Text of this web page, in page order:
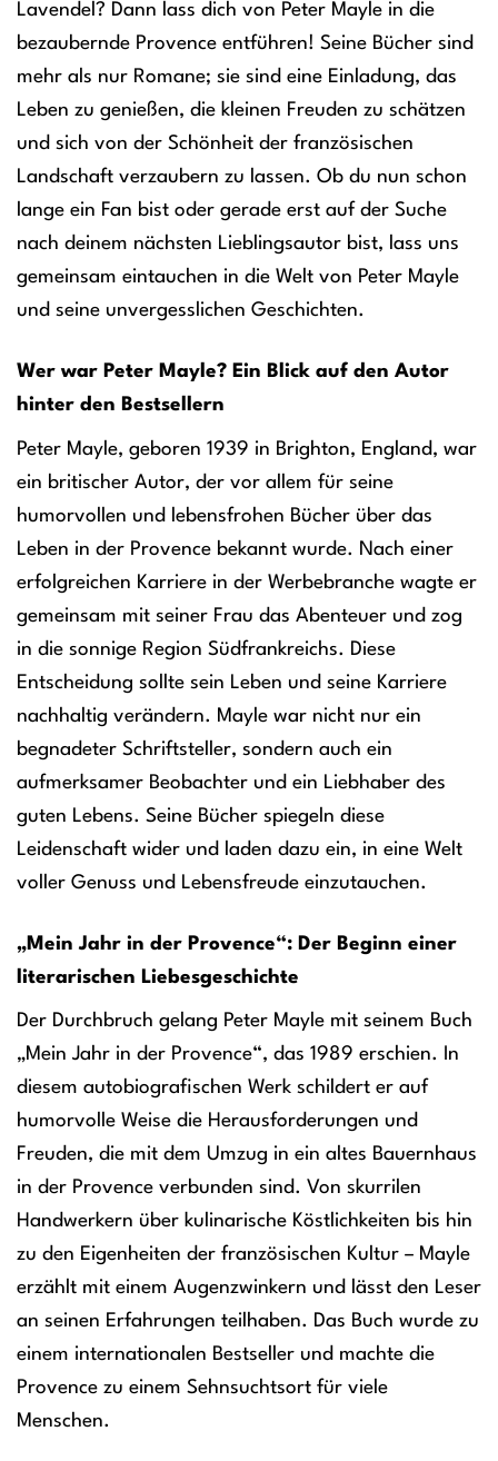
Lavendel? Dann lass dich von Peter Mayle in die
bezaubernde Provence entführen! Seine Bücher sind
mehr als nur Romane; sie sind eine Einladung, das
Leben zu genießen, die kleinen Freuden zu schätzen
und sich von der Schönheit der französischen
Landschaft verzaubern zu lassen. Ob du nun schon
lange ein Fan bist oder gerade erst auf der Suche
nach deinem nächsten Lieblingsautor bist, lass uns
gemeinsam eintauchen in die Welt von Peter Mayle
und seine unvergesslichen Geschichten.
Wer war Peter Mayle? Ein Blick auf den Autor
hinter den Bestsellern
Peter Mayle, geboren 1939 in Brighton, England, war
ein britischer Autor, der vor allem für seine
humorvollen und lebensfrohen Bücher über das
Leben in der Provence bekannt wurde. Nach einer
erfolgreichen Karriere in der Werbebranche wagte er
gemeinsam mit seiner Frau das Abenteuer und zog
in die sonnige Region Südfrankreichs. Diese
Entscheidung sollte sein Leben und seine Karriere
nachhaltig verändern. Mayle war nicht nur ein
begnadeter Schriftsteller, sondern auch ein
aufmerksamer Beobachter und ein Liebhaber des
guten Lebens. Seine Bücher spiegeln diese
Leidenschaft wider und laden dazu ein, in eine Welt
voller Genuss und Lebensfreude einzutauchen.
„Mein Jahr in der Provence“: Der Beginn einer
literarischen Liebesgeschichte
Der Durchbruch gelang Peter Mayle mit seinem Buch
„Mein Jahr in der Provence“, das 1989 erschien. In
diesem autobiografischen Werk schildert er auf
humorvolle Weise die Herausforderungen und
Freuden, die mit dem Umzug in ein altes Bauernhaus
in der Provence verbunden sind. Von skurrilen
Handwerkern über kulinarische Köstlichkeiten bis hin
zu den Eigenheiten der französischen Kultur – Mayle
erzählt mit einem Augenzwinkern und lässt den Leser
an seinen Erfahrungen teilhaben. Das Buch wurde zu
einem internationalen Bestseller und machte die
Provence zu einem Sehnsuchtsort für viele
Menschen.